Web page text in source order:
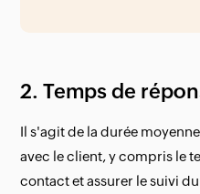
2. Temps de
Il s'agit de la durée
avec le client, y compris le
contact et assurer le suivi